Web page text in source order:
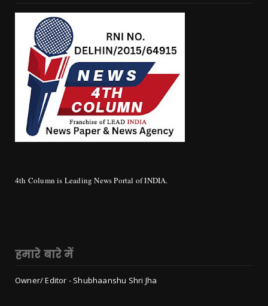
4th Column is Leading News Portal of INDIA.
हमारे बारे में
Owner/ Editor - Shubhaanshu Shri Jha